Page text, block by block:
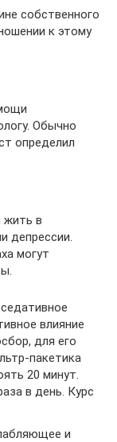
собственного
к этому
Обычно
определил
жить в
депрессии.
могут
влияние
для его
пакетика
20 минут.
в день. Курс
и